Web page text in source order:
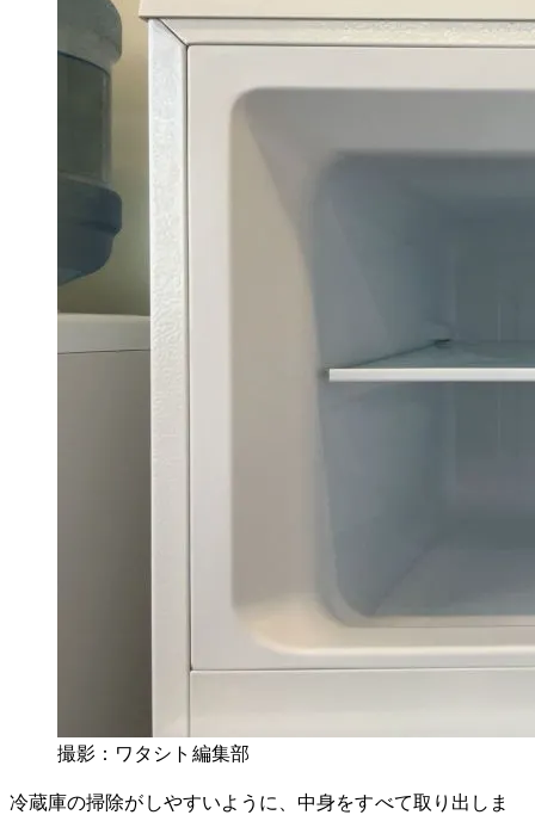
撮影：ワタシト編集部
冷蔵庫の掃除がしやすいように、中身をすべて取り出しま